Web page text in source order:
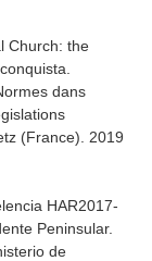
Church: the
dans
(France). 2019
HAR2017-
Peninsular.
de